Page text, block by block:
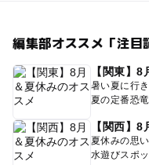
編集部オススメ「注目
【関東】
暑い夏に行
夏の定番恐
【関西】
夏休みの思
水遊びスポ